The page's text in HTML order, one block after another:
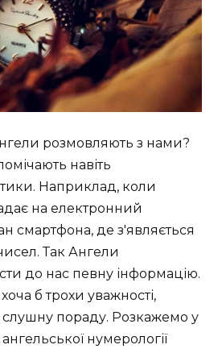
розмовляють з нами?
навіть
Наприклад, коли
на електронний
смартфона, де з'являється
Так Ангели
до нас певну інформацію.
б трохи уважності,
пораду. Розкажемо у
нумерології